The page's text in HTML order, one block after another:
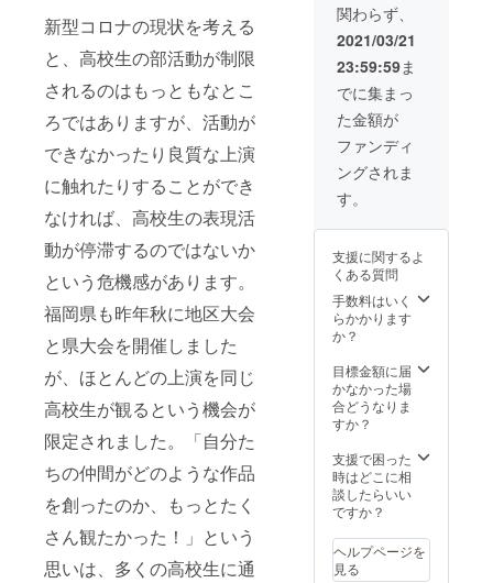
新型コロナの現状を考える
と、高校生の部活動が制限
されるのはもっともなとこ
ろではありますが、活動が
できなかったり良質な上演
に触れたりすることができ
なければ、高校生の表現活
動が停滞するのではないか
という危機感があります。
福岡県も昨年秋に地区大会
と県大会を開催しました
が、ほとんどの上演を同じ
高校生が観るという機会が
限定されました。「自分た
ちの仲間がどのような作品
を創ったのか、もっとたく
さん観たかった！」という
思いは、多くの高校生に通
関わらず、
2021/03/21
23:59:59ま
でに集まっ
た金額が
ファンディ
ングされま
す。
支援に関するよ
くある質問
手数料はいく
らかかります
か？
目標金額に届
かなかった場
合どうなりま
すか？
支援で困った
時はどこに相
談したらいい
ですか？
ヘルプページを
見る